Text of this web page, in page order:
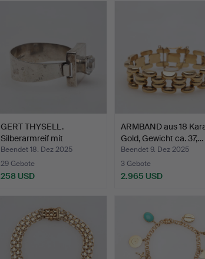
GERT THYSELL.
Silberarmreif mit
Bergkrista…
Beendet 18. Dez 2025
29 Gebote
258 USD
ARMBAND aus 18
Gold, Gewicht ca. 37,…
Beendet 9. Dez 2025
3 Gebote
2.965 USD